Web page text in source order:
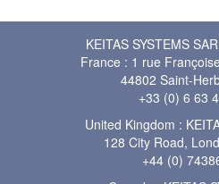
KEITAS SYSTEMS
France : 1 rue
44802 Saint-
+33 (0) 6 63
United Kingdom :
128 City Road,
+44 (0)